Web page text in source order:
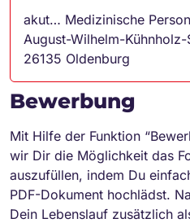
akut… Medizinische
August-Wilhelm-Kühnholz-
26135 Oldenburg
Bewerbung
Mit Hilfe der Funktion
wir Dir die Möglichkeit das
auszufüllen, indem Du
PDF-Dokument hochlädst.
Dein Lebenslauf zusätzlich